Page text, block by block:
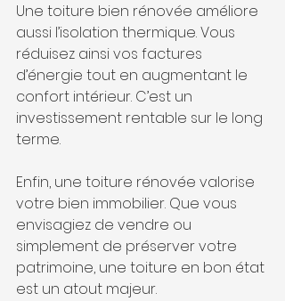
Une toiture bien rénovée améliore
aussi l’isolation thermique. Vous
réduisez ainsi vos factures
d’énergie tout en augmentant le
confort intérieur. C’est un
investissement rentable sur le long
terme.
Enfin, une toiture rénovée valorise
votre bien immobilier. Que vous
envisagiez de vendre ou
simplement de préserver votre
patrimoine, une toiture en bon état
est un atout majeur.